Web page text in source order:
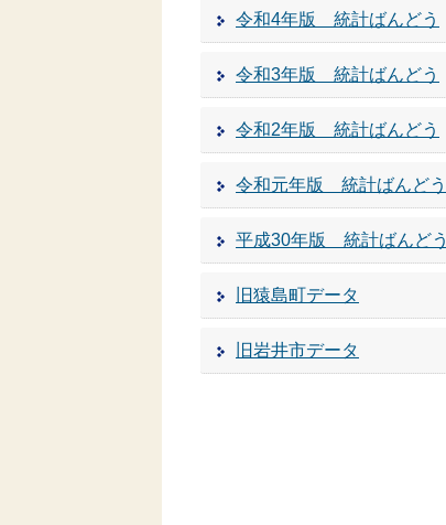
令和4年版 統計ばんどう
令和3年版 統計ばんどう
令和2年版 統計ばんどう
令和元年版 統計ばんどう
平成30年版 統計ばんどう
旧猿島町データ
旧岩井市データ